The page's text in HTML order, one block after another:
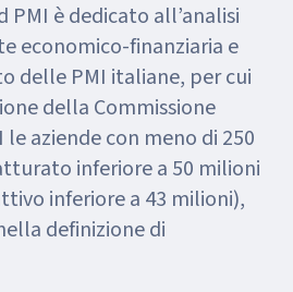
PMI è dedicato all’analisi
economico-finanziaria e
delle PMI italiane, per cui
della Commissione
le aziende con meno di 250
inferiore a 50 milioni
inferiore a 43 milioni),
definizione di